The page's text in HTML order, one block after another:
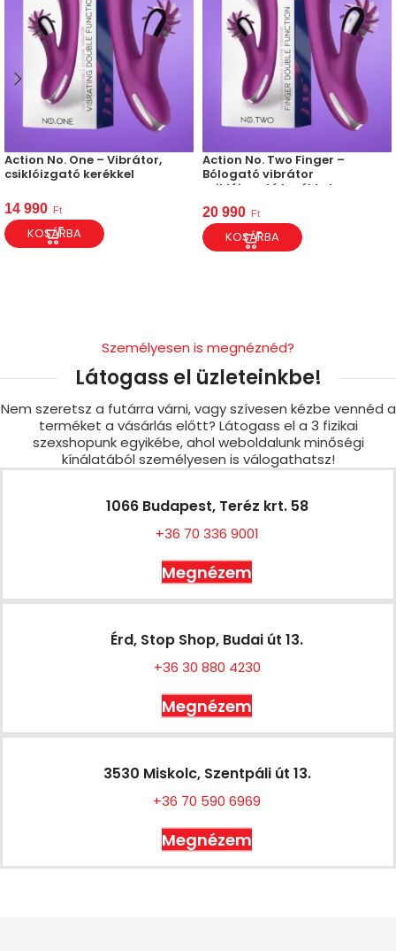
Action No. One – Vibrátor,
csiklóizgató kerékkel
14 990 Ft
KOSÁRBA
Action No. Two Finger –
Bólogató vibrátor
csiklóizgató kerékkel
20 990 Ft
KOSÁRBA
Személyesen is megnéznéd?
Látogass el üzleteinkbe!
Nem szeretsz a futárra várni, vagy szívesen kézbe vennéd a
terméket a vásárlás előtt? Látogass el a 3 fizikai
szexshopunk egyikébe, ahol weboldalunk minőségi
kínálatából személyesen is válogathatsz!
1066 Budapest, Teréz krt. 58
+36 70 336 9001
Megnézem
Érd, Stop Shop, Budai út 13.
+36 30 880 4230
Megnézem
3530 Miskolc, Szentpáli út 13.
+36 70 590 6969
Megnézem